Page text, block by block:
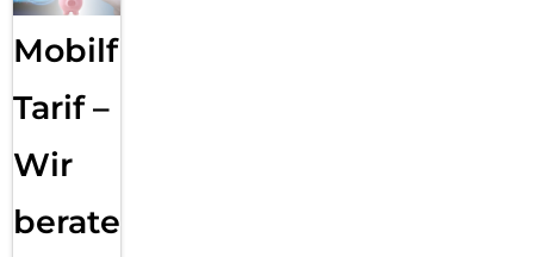
Mobilfunk
Tarif –
Wir
beraten